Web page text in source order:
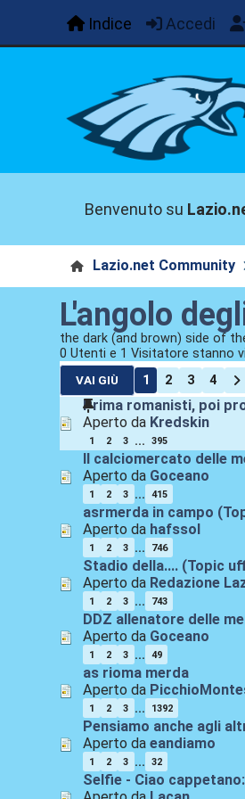
Indice Accedi
Benvenuto su
Lazio.net Community
L'angolo
the dark (and brown) side of
0 Utenti e 1 Visitatore stanno
VAI GIÙ 1 2 3 4
Prima romanisti, poi
Aperto da Kredskin
1 2 3 ... 395
Il calciomercato delle
Aperto da Goceano
1 2 3 ... 415
asrmerda in campo
Aperto da hafssol
1 2 3 ... 746
Stadio della.... (Topic
Aperto da Redazione
1 2 3 ... 743
DDZ allenatore delle
Aperto da Goceano
1 2 3 ... 49
as rioma merda
Aperto da
1 2 3 ... 1392
Pensiamo anche agli
Aperto daeandiamo
1 2 3 ... 32
Selfie - Ciao